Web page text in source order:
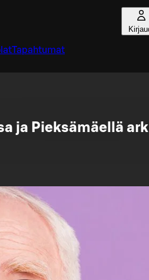
Tapahtumat
ja Pieksämäellä